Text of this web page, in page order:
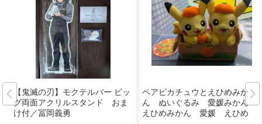
【鬼滅の刃】モクテルバー ビッ
グ両面アクリルスタンド おま
け付／冨岡義勇
ペアピカチュウとえひめみか
ん ぬいぐるみ 愛媛みかん
えひめみかん 愛媛 えひめ